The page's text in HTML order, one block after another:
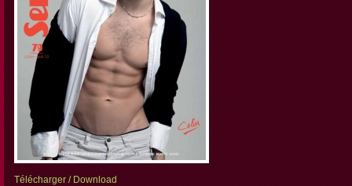
Télécharger / Download